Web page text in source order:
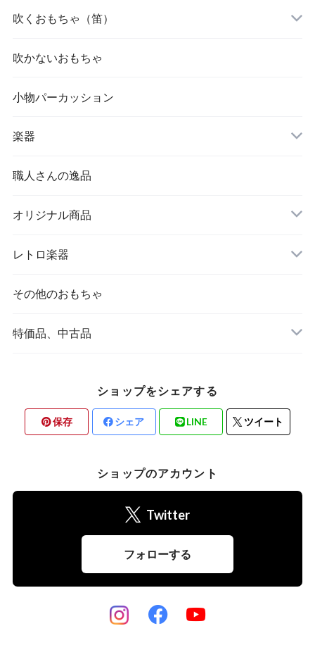
吹くおもちゃ（笛）
吹かないおもちゃ
小物パーカッション
楽器
職人さんの逸品
オリジナル商品
レトロ楽器
その他のおもちゃ
特価品、中古品
ショップをシェアする
保存 シェア LINE ツイート
ショップのアカウント
Twitter
フォローする